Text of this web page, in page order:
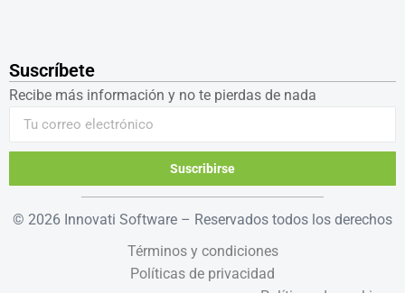
Suscríbete
Recibe más información y no te pierdas de nada
Suscribirse
© 2026 Innovati Software – Reservados todos los derechos
Términos y condiciones
Políticas de privacidad